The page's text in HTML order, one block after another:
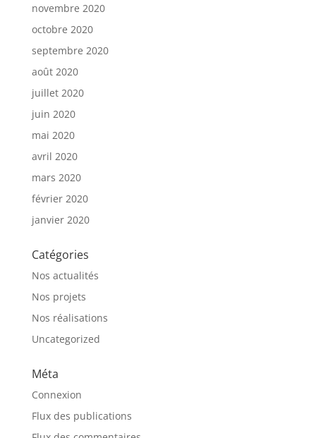
novembre 2020
octobre 2020
septembre 2020
août 2020
juillet 2020
juin 2020
mai 2020
avril 2020
mars 2020
février 2020
janvier 2020
Catégories
Nos actualités
Nos projets
Nos réalisations
Uncategorized
Méta
Connexion
Flux des publications